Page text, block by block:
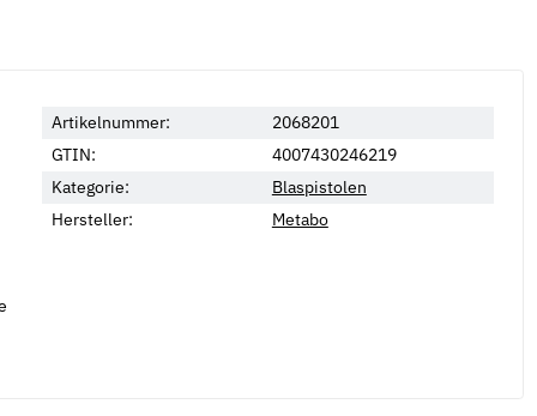
Artikelnummer:
2068201
GTIN:
4007430246219
Kategorie:
Blaspistolen
Hersteller:
Metabo